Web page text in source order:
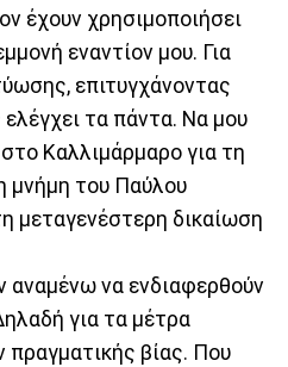
έχουν χρησιμοποιήσει
εναντίον μου. Για
επιτυγχάνοντας
τα πάντα. Να μου
Καλλιμάρμαρο για τη
μνήμη του Παύλου
μεταγενέστερη δικαίωση
αναμένω να ενδιαφερθούν
για τα μέτρα
βίας. Που